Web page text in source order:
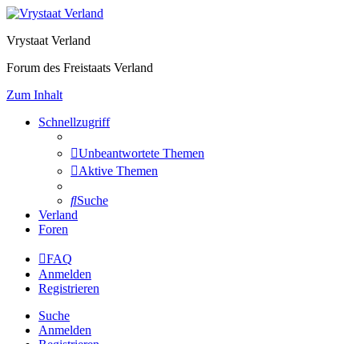
Vrystaat Verland
Forum des Freistaats Verland
Zum Inhalt
Schnellzugriff
Unbeantwortete Themen
Aktive Themen
Suche
Verland
Foren
FAQ
Anmelden
Registrieren
Suche
Anmelden